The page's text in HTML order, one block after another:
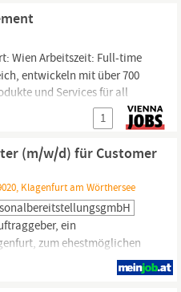
Wien Arbeitszeit: Full-time
entwickeln mit über 700
und Services für all
und Ausland und geben den
Teil unseres IT
Procurement
in die Welt des
1
(m/w/d) für Customer
Klagenfurt am Wörthersee
ein
zum ehestmöglichen
Service &
Procurement.
oder kaufmännische